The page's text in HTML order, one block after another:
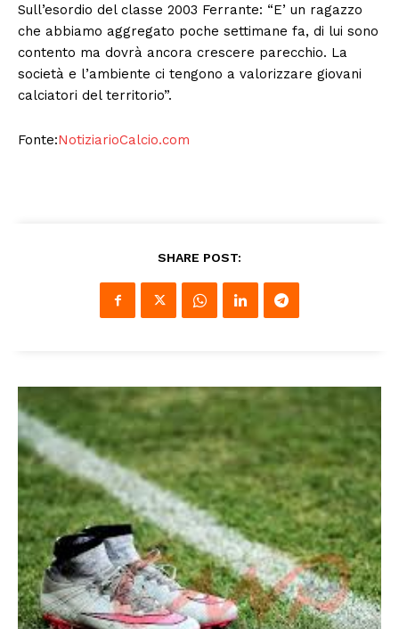
Sull’esordio del classe 2003 Ferrante: “E’ un ragazzo
che abbiamo aggregato poche settimane fa, di lui sono
contento ma dovrà ancora crescere parecchio. La
società e l’ambiente ci tengono a valorizzare giovani
calciatori del territorio”.
Fonte:NotiziarioCalcio.com
SHARE POST: